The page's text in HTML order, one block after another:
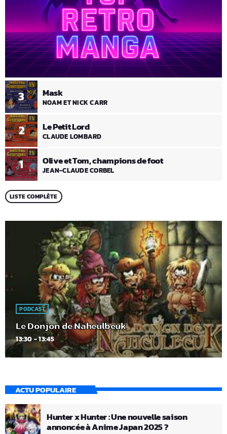
1 Olive et Tom, champions de foot
JEAN-CLAUDE CORBEL
2 Le Petit Lord
CLAUDE LOMBARD
3 Mask
NOAM ET NICK CARR
LISTE COMPLÈTE
PODCAST
Le Donjon de Naheulbeuk
13:30 - 13:45
ACTU POPULAIRE
Hunter x Hunter : Une nouvelle saison
annoncée à Anime Japan 2025 ?